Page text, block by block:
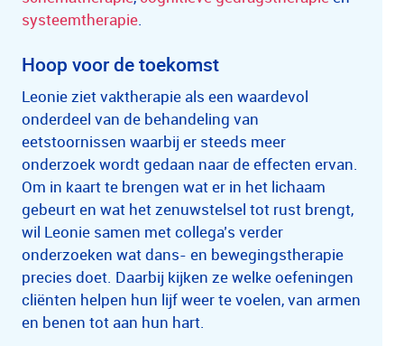
systeemtherapie.
Hoop voor de toekomst
Leonie ziet vaktherapie als een waardevol
onderdeel van de behandeling van
eetstoornissen waarbij er steeds meer
onderzoek wordt gedaan naar de effecten ervan.
Om in kaart te brengen wat er in het lichaam
gebeurt en wat het zenuwstelsel tot rust brengt,
wil Leonie samen met collega’s verder
onderzoeken wat dans- en bewegingstherapie
precies doet. Daarbij kijken ze welke oefeningen
cliënten helpen hun lijf weer te voelen, van armen
en benen tot aan hun hart.